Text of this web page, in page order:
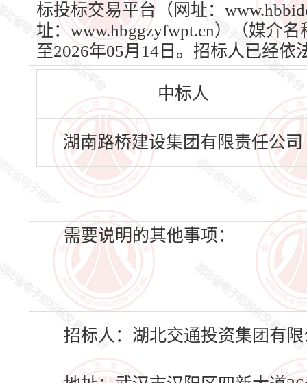
标投标交易平台（网址：
址：www.hbggzyfwpt.cn）（媒介
至2026年05月14日。招标人已经
中标人
湖南路桥建设集团有限责任公司
需要说明的其他事项：
招标人：湖北交通投资集团有